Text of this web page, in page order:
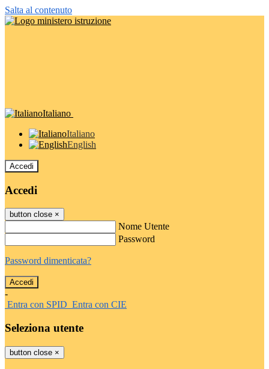
Salta al contenuto
Italiano
Italiano
English
Accedi
Accedi
button close ×
Nome Utente
Password
Password dimenticata?
-
Entra con SPID Entra con CIE
Seleziona utente
button close ×